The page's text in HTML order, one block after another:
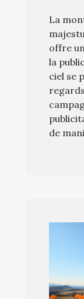
La
offre
la
ciel se
de